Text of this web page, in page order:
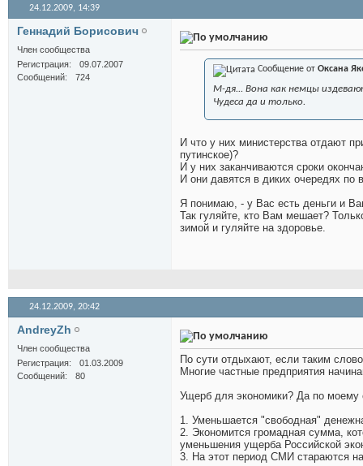
24.12.2009, 14:39
Геннадий Борисович
Член сообщества
Регистрация
09.07.2007
Сообщений
724
Сообщение от Оксана
М-дя... Вона как немцы
Чудеса да и только.
И что у них министерства отдают
путинское)?
И у них заканчиваются сроки
И они давятся в диких очередях по
Я понимаю, - у Вас есть деньги и
Так гуляйте, кто Вам мешает?
зимой и гуляйте на здоровье.
24.12.2009, 20:42
AndreyZh
Член сообщества
Регистрация
01.03.2009
Сообщений
80
По сути отдыхают, если таким
Многие частные предприятия
Ущерб для экономики? Да по
1. Уменьшается "свободная"
2. Экономится громадная сумма,
уменьшения ущерба Российской
3. На этот период СМИ стараются